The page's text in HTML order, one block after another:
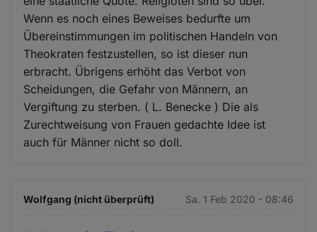
Wenn es noch eines Beweises bedurfte um
Übereinstimmungen im politischen Handeln von
Theokraten festzustellen, so ist dieser nun
erbracht. Übrigens erhöht das Verbot von
Scheidungen, die Gefahr von Männern, an
Vergiftung zu sterben. ( L. Benecke ) Die als
Zurechtweisung von Frauen gedachte Idee ist
auch für Männer nicht so doll.
Wolfgang (nicht überprüft) Sa. 1 Feb 2020 - 08:46